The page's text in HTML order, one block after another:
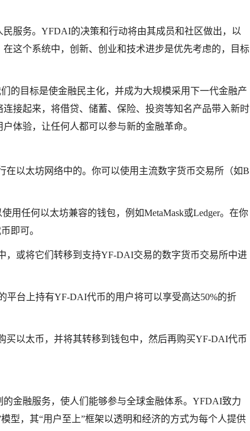
服务。YFDAI的决策和行动将由其成员和社区做出，以
这个系统中，创新、创业和技术进步是优先考虑的，目标
的目标是使金融民主化，并成为大规模采用下一代金融产
接起来，将借贷、储蓄、保险、投资等知名产品带入新时
体验，让任何人都可以参与新的金融革命。
以太坊网络中的。你可以使用主流数字货币交易所（如B
用任何以太坊兼容的钱包，例如MetaMask或Ledger。在你
即可。
或将它们转移到支持YF-DAI交易的数字货币交易所中进
平台上持有YF-DAI代币的用户将可以享受高达50%的折
以太币，并将其转移到钱包中，然后再购买YF-DAI代币
金融服务，使人们能够参与全球金融体系。YFDAI致力
型，其“用户至上”框架以透明和经济的方式为每个人提供